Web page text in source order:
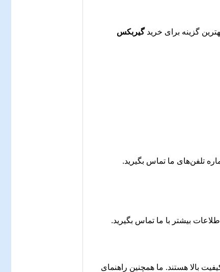
گزینه برای خرید گیربکس
تلفن‌های ما تماس بگیرید.
بیشتر با ما تماس بگیرید.
بالا هستند. ما همچنین راهنمای